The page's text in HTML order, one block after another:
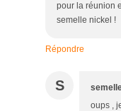
pour la réunion
semelle nickel !
Répondre
S
oups ,